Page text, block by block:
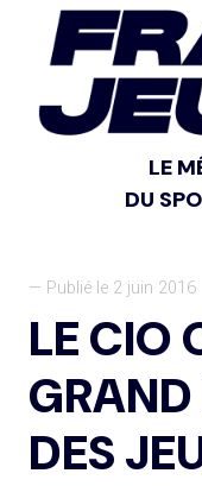
LE
DU
— Publié le 2 juin 2016
LE CIO
DES